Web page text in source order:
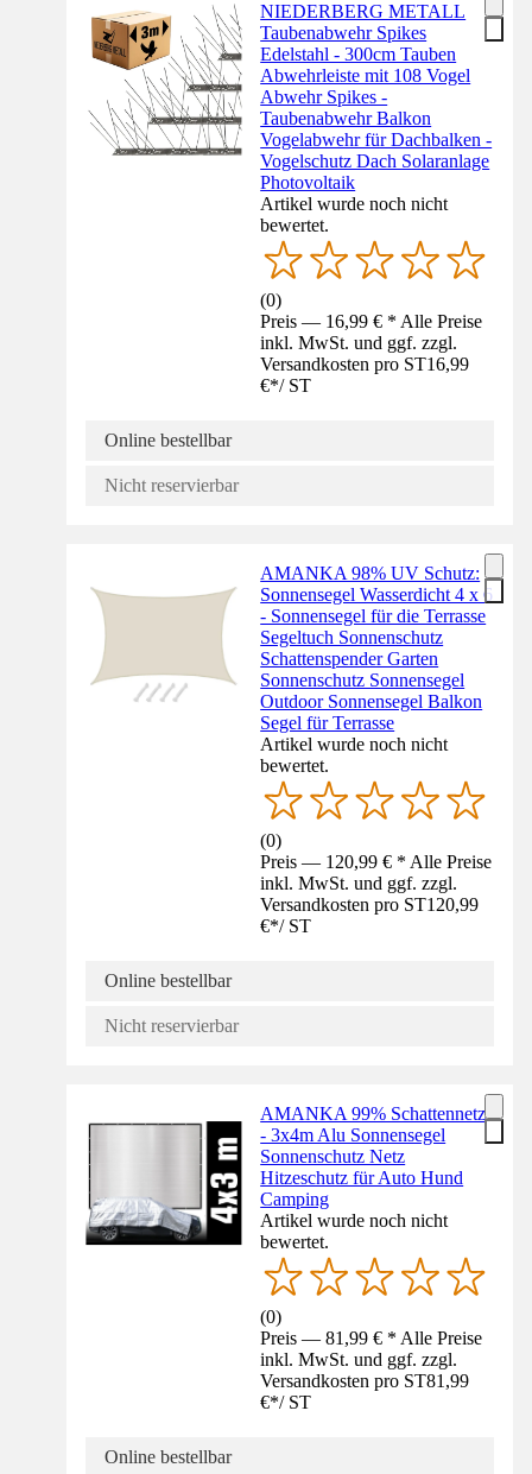
NIEDERBERG METALL
Taubenabwehr Spikes
Edelstahl - 300cm Tauben
Abwehrleiste mit 108 Vogel
Abwehr Spikes -
Taubenabwehr Balkon
Vogelabwehr für Dachbalken -
Vogelschutz Dach Solaranlage
Photovoltaik
Artikel wurde noch nicht
bewertet.
(0)
Preis — 16,99 € * Alle Preise
inkl. MwSt. und ggf. zzgl.
Versandkosten pro ST16,99
€*/ ST
Online bestellbar
Nicht reservierbar
AMANKA 98% UV Schutz:
Sonnensegel Wasserdicht 4 x 6
- Sonnensegel für die Terrasse
Segeltuch Sonnenschutz
Schattenspender Garten
Sonnenschutz Sonnensegel
Outdoor Sonnensegel Balkon
Segel für Terrasse
Artikel wurde noch nicht
bewertet.
(0)
Preis — 120,99 € * Alle Preise
inkl. MwSt. und ggf. zzgl.
Versandkosten pro ST120,99
€*/ ST
Online bestellbar
Nicht reservierbar
AMANKA 99% Schattennetz
- 3x4m Alu Sonnensegel
Sonnenschutz Netz
Hitzeschutz für Auto Hund
Camping
Artikel wurde noch nicht
bewertet.
(0)
Preis — 81,99 € * Alle Preise
inkl. MwSt. und ggf. zzgl.
Versandkosten pro ST81,99
€*/ ST
Online bestellbar